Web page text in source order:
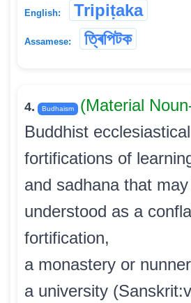
English: Tripiṭaka
Assamese: ত্ৰিপিটক
4. Budhaism
(Material
Buddhist ecclesiastical
fortifications of
and sadhana that
understood as a
fortification,
a monastery or
a university